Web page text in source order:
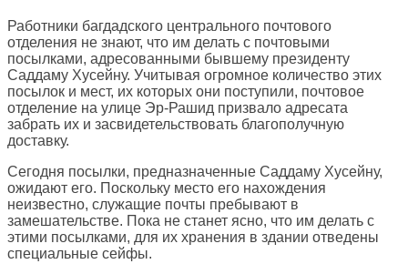
Работники багдадского центрального почтового
отделения не знают, что им делать с почтовыми
посылками, адресованными бывшему президенту
Саддаму Хусейну. Учитывая огромное количество этих
посылок и мест, их которых они поступили, почтовое
отделение на улице Эр-Рашид призвало адресата
забрать их и засвидетельствовать благополучную
доставку.
Сегодня посылки, предназначенные Саддаму Хусейну,
ожидают его. Поскольку место его нахождения
неизвестно, служащие почты пребывают в
замешательстве. Пока не станет ясно, что им делать с
этими посылками, для их хранения в здании отведены
специальные сейфы.